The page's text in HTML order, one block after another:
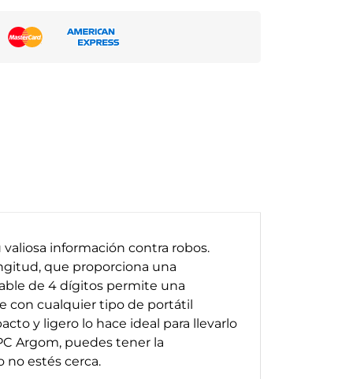
información contra robos.
que proporciona una
de 4 dígitos permite una
con cualquier tipo de portátil
y ligero lo hace ideal para llevarlo
Argom, puedes tener la
estés cerca.